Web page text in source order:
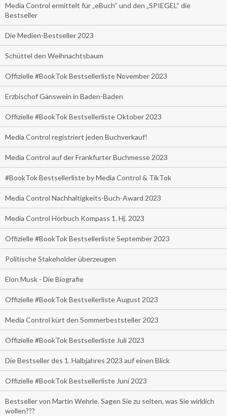
Media Control ermittelt für „eBuch“ und den „SPIEGEL“ die
Bestseller
Die Medien-Bestseller 2023
Schüttel den Weihnachtsbaum
Offizielle #BookTok Bestsellerliste November 2023
Erzbischof Gänswein in Baden-Baden
Offizielle #BookTok Bestsellerliste Oktober 2023
Media Control registriert jeden Buchverkauf!
Media Control auf der Frankfurter Buchmesse 2023
#BookTok Bestsellerliste by Media Control & TikTok
Media Control Nachhaltigkeits-Buch-Award 2023
Media Control Hörbuch Kompass 1. Hj. 2023
Offizielle #BookTok Bestsellerliste September 2023
Politische Stakeholder überzeugen
Elon Musk - Die Biografie
Offizielle #BookTok Bestsellerliste August 2023
Media Control kürt den Sommerbeststeller 2023
Offizielle #BookTok Bestsellerliste Juli 2023
Die Bestseller des 1. Halbjahres 2023 auf einen Blick
Offizielle #BookTok Bestsellerliste Juni 2023
Bestseller von Martin Wehrle. Sagen Sie zu selten, was Sie wirklich
wollen???